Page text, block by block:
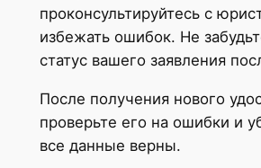
проконсультируйтесь с
избежать ошибок. Не
статус вашего заявления
После получения нового
проверьте его на ошибки и
все данные верны.